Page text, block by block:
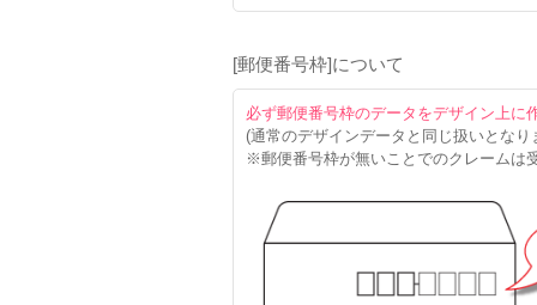
[郵便番号枠]について
必ず郵便番号枠のデータをデザイン上に
(通常のデザインデータと同じ扱いとな
※郵便番号枠が無いことでのクレームは